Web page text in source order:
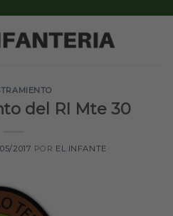
del RI Mte 30
2017 POR EL INFANTE